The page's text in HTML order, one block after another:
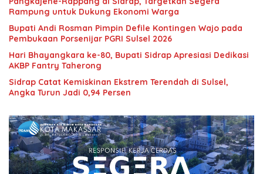
Rampung untuk Dukung Ekonomi Warga
Bupati Andi Rosman Pimpin Defile Kontingen Wajo pada
Pembukaan Porsenijar PGRI Sulsel 2026
Hari Bhayangkara ke-80, Bupati Sidrap Apresiasi Dedikasi
AKBP Fantry Taherong
Sidrap Catat Kemiskinan Ekstrem Terendah di Sulsel,
Angka Turun Jadi 0,94 Persen